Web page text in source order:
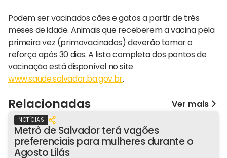
Podem ser vacinados cães e gatos a partir de três
meses de idade. Animais que receberem a vacina pela
primeira vez (primovacinados) deverão tomar o
reforço após 30 dias. A lista completa dos pontos de
vacinação está disponível no site
www.saude.salvador.ba.gov.br.
Relacionadas Ver mais
NOTÍCIAS
Metrô de Salvador terá vagões
preferenciais para mulheres durante o
Agosto Lilás